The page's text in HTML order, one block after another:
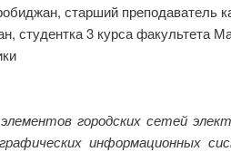
старший преподаватель
3 курса факультета
городских сетей
информационных